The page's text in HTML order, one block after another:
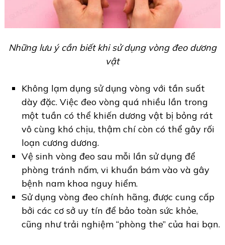
Những lưu ý cần biết khi sử dụng vòng đeo dương
vật
Không lạm dụng sử dụng vòng với tần suất
dày đặc. Việc đeo vòng quá nhiều lần trong
một tuần có thể khiến dương vật bị bỏng rát
vô cùng khó chịu, thậm chí còn có thể gây rối
loạn cương dương.
Vệ sinh vòng đeo sau mỗi lần sử dụng để
phòng tránh nấm, vi khuẩn bám vào và gây
bệnh nam khoa nguy hiểm.
Sử dụng vòng đeo chính hãng, được cung cấp
bởi các cơ sở uy tín để bảo toàn sức khỏe,
cũng như trải nghiệm “phòng the” của hai bạn.